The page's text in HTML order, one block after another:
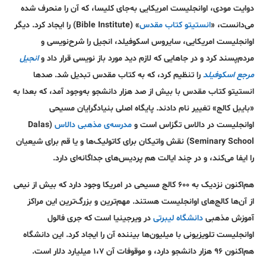
دوایت مودی، اوانجلیست امریکایی به‌جای کلیسا، که آن را منحرف شده
می‌دانست، «انستیتو کتاب مقدس
» (Bible Institute) را ایجاد کرد. دیگر
اوانجلیست امریکایی، سایروس اسکوفیلد، انجیل را شرح‌نویسی و
مردم‌پسند کرد و در جاهایی که لازم دید مورد باز نویسی قرار داد وانجیل
مرجع اسکوفیلد را تنظیم کرد، که به کتاب مقدس تبدیل شد. صد‌ها
انستیتو کتاب مقدس با بیش از صد هزار دانشجو به‌وجود آمد، که بعدا به‌
«بایبل کالج» تغییر نام دادند. پایگاه اصلی بنیاد‌گرایان مسیحی
اوانجلیست در دالاس تگزاس است و مدرسه‌ی مذهبی دالاس (Dalas
Seminary School) نقش واتیکان برای کاتولیک‌ها و یا قم برای شیعیان
را ایفا می‌کند، و در چند ایالت هم پردیس‌های جداگانه‌ای دارد.
هم‌اکنون نزدیک به ۶۰۰ کالج مسیحی در امریکا وجود دارد که بیش از نیمی
از آن‌ها کالج‌های اوانجلیست هستند. مهم‌ترین و بزرگ‌ترین این مراکز
آموزش مذهبی دانشگاه لیبرتی در ویرجینیا است که جری فالول
اوانجلیست تلویزیونی با میلیون‌ها بیننده آن را ایجاد کرد. این دانشگاه
هم‌اکنون ۹۶ هزار دانشجو دارد، و موقوفات آن ۱،۷ میلیارد دلار است.